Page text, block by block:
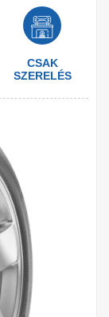
CSAK
SZERELÉS